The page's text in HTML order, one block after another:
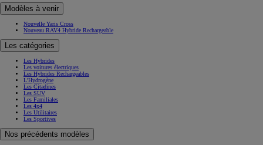
Modèles à venir
Nouvelle Yaris Cross
Nouveau RAV4 Hybride Rechargeable
Les catégories
Les Hybrides
Les voitures électriques
Les Hybrides Rechargeables
L'Hydrogène
Les Citadines
Les SUV
Les Familiales
Les 4x4
Les Utilitaires
Les Sportives
Nos précédents modèles